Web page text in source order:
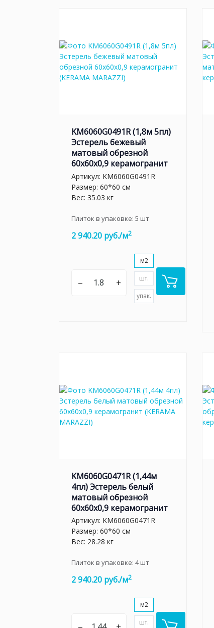
KM6060G0491R (1,8м 5пл)
Эстерель бежевый
матовый обрезной
60x60x0,9 керамогранит
Артикул: KM6060G0491R
Размер: 60*60 см
Вес: 35.03 кг
Плиток в упаковке: 5 шт
2 940.20 руб./м2
– +
м2
шт.
упак.
KM6060G0471R (1,44м
4пл) Эстерель белый
матовый обрезной
60x60x0,9 керамогранит
Артикул: KM6060G0471R
Размер: 60*60 см
Вес: 28.28 кг
Плиток в упаковке: 4шт
2 940.20 руб./м2
м2
шт.